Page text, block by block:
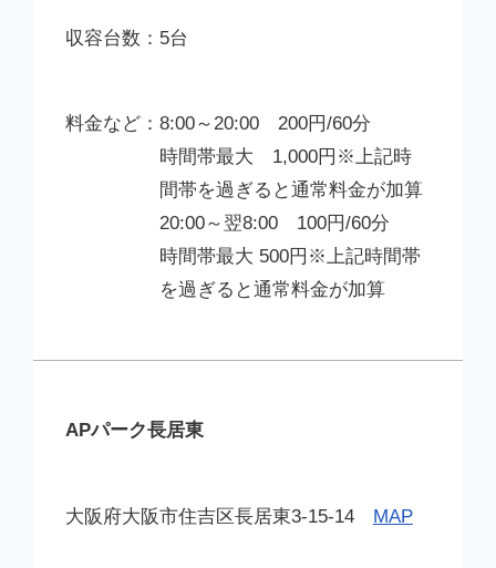
5台
8:00～20:00 200円/60分
時間帯最大 1,000円※上記時
間帯を過ぎると通常料金が加算
20:00～翌8:00 100円/60分
時間帯最大 500円※上記時間帯
を過ぎると通常料金が加算
APパーク長居東
大阪府大阪市住吉区長居東3-15-14 MAP